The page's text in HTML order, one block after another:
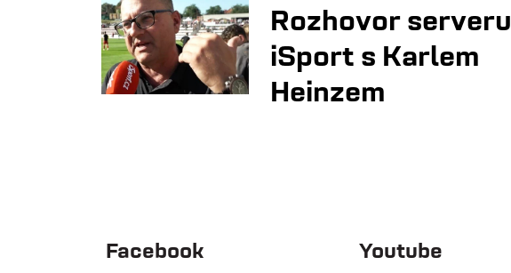
Rozhovor serveru
iSport s Karlem
Heinzem
Facebook Youtube